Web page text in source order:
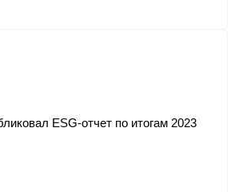
ESG-отчет по итогам 2023